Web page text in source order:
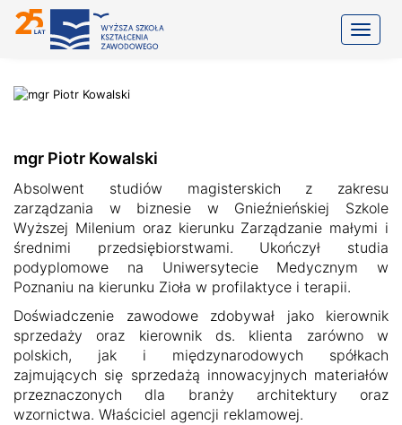
mgr Piotr Kowalski
Absolwent studiów magisterskich z zakresu
zarządzania w biznesie w Gnieźnieńskiej Szkole
Wyższej Milenium oraz kierunku Zarządzanie małymi i
średnimi przedsiębiorstwami. Ukończył studia
podyplomowe na Uniwersytecie Medycznym w
Poznaniu na kierunku Zioła w profilaktyce i terapii.
Doświadczenie zawodowe zdobywał jako kierownik
sprzedaży oraz kierownik ds. klienta zarówno w
polskich, jak i międzynarodowych spółkach
zajmujących się sprzedażą innowacyjnych materiałów
przeznaczonych dla branży architektury oraz
wzornictwa. Właściciel agencji reklamowej.